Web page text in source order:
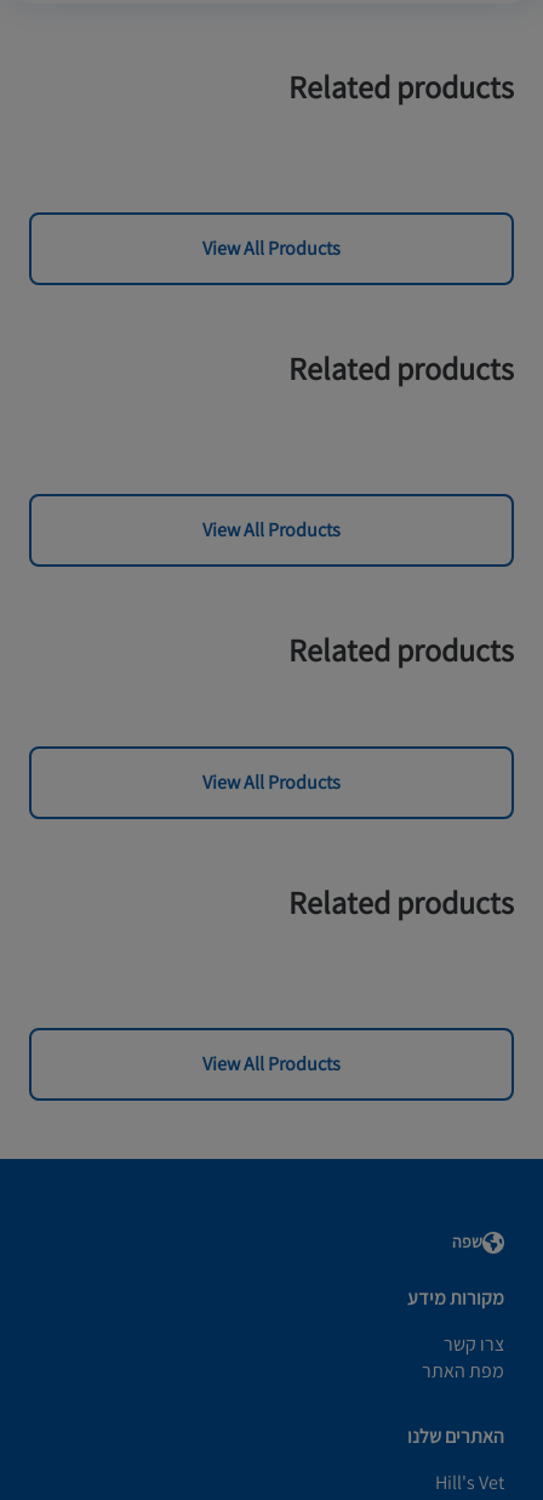
Related products
View All Products
Related products
View All Products
Related products
View All Products
Related products
View All Products
שפה
מקורות מידע
צרו קשר
מפת האתר
האתרים שלנו
Hill's Vet